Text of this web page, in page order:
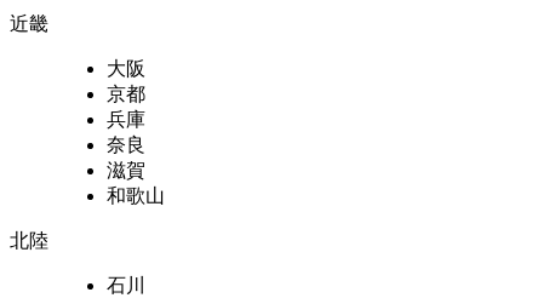
近畿
大阪
京都
兵庫
奈良
滋賀
和歌山
北陸
石川